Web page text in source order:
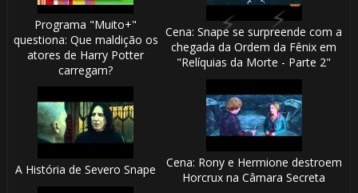
Programa "Muito+"
questiona: Que maldição os
atores de Harry Potter
carregam?
Cena: Snape se surpreende com a
chegada da Ordem da Fênix em
"Relíquias da Morte - Parte 2"
A História de Severo Snape
Cena: Rony e Hermione destroem
Horcrux na Câmara Secreta
⚡
🎈